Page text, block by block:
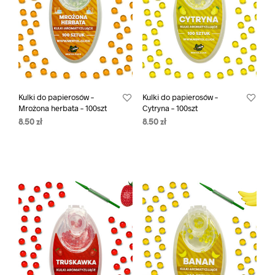
Kulki do papierosów –
Mrożona herbata – 100szt
8.50 zł
Kulki do papierosów –
Cytryna – 100szt
8.50 zł